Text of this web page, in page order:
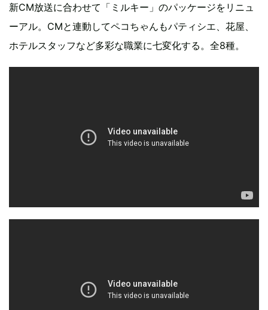
新CM放送に合わせて「ミルキー」のパッケージをリニュ
ーアル。CMと連動してペコちゃんもパティシエ、花屋、
ホテルスタッフなど多彩な職業に七変化する。全8種。